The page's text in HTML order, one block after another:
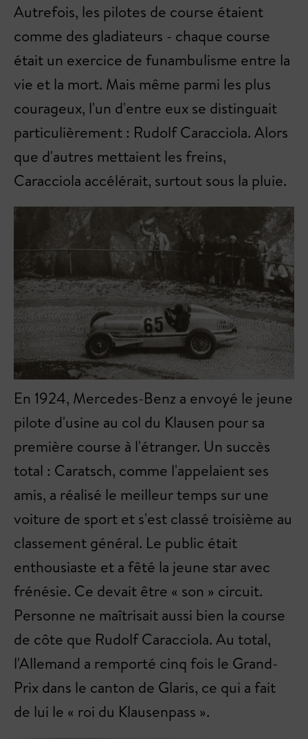
Autrefois, les pilotes de course étaient
comme des gladiateurs - chaque course
était un exercice de funambulisme entre la
vie et la mort. Mais même parmi les plus
courageux, l'un d'entre eux se distinguait
particulièrement : Rudolf Caracciola. Alors
que d'autres mettaient les freins,
Caracciola accélérait, surtout sous la pluie.
En 1924, Mercedes-Benz a envoyé le jeune
pilote d'usine au col du Klausen pour sa
première course à l'étranger. Un succès
total : Caratsch, comme l'appelaient ses
amis, a réalisé le meilleur temps sur une
voiture de sport et s'est classé troisième au
classement général. Le public était
enthousiaste et a fêté la jeune star avec
frénésie. Ce devait être « son » circuit.
Personne ne maîtrisait aussi bien la course
de côte que Rudolf Caracciola. Au total,
l'Allemand a remporté cinq fois le Grand-
Prix dans le canton de Glaris, ce qui a fait
de lui le « roi du Klausenpass ».